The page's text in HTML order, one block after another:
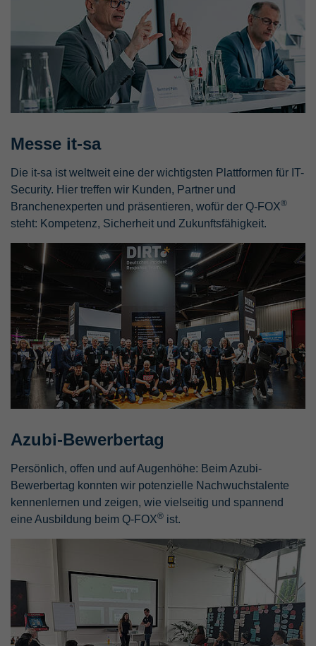
Messe it-sa
Die it-sa ist weltweit eine der wichtigsten Plattformen für IT-
Security. Hier treffen wir Kunden, Partner und
Branchenexperten und präsentieren, wofür der Q-FOX®
steht: Kompetenz, Sicherheit und Zukunftsfähigkeit.
Azubi-Bewerbertag
Persönlich, offen und auf Augenhöhe: Beim Azubi-
Bewerbertag konnten wir potenzielle Nachwuchstalente
kennenlernen und zeigen, wie vielseitig und spannend
eine Ausbildung beim Q-FOX® ist.